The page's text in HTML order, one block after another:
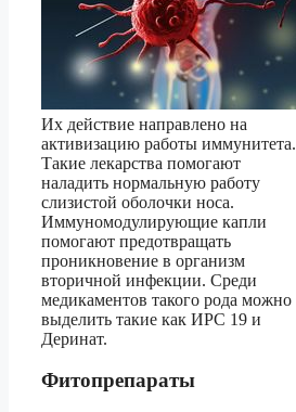
Их действие направлено на
активизацию работы иммунитета.
Такие лекарства помогают
наладить нормальную работу
слизистой оболочки носа.
Иммуномодулирующие капли
помогают предотвращать
проникновение в организм
вторичной инфекции. Среди
медикаментов такого рода можно
выделить такие как ИРС 19 и
Деринат.
Фитопрепараты